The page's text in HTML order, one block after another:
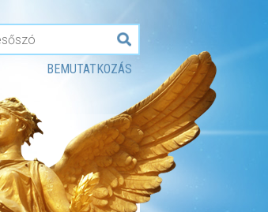
BEMUTATKOZÁS